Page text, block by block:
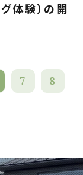
体験）の開
7 8